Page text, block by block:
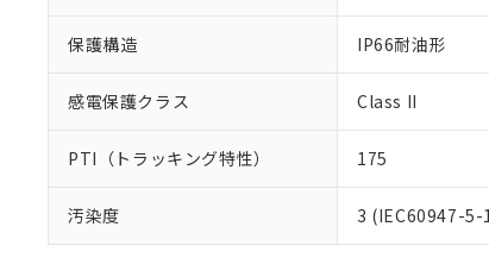
保護構造 IP66耐油形
感電保護クラス Class II
PTI（トラッキング特性） 175
汚染度 3 (IEC60947-5-